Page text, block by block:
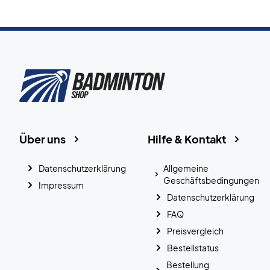
Hilfe & Kontakt
Allgemeine
Geschäftsbedingungen
Datenschutzerklärung
FAQ
Preisvergleich
Bestellstatus
Bestellung
Über uns
Datenschutzerklärung
Impressum